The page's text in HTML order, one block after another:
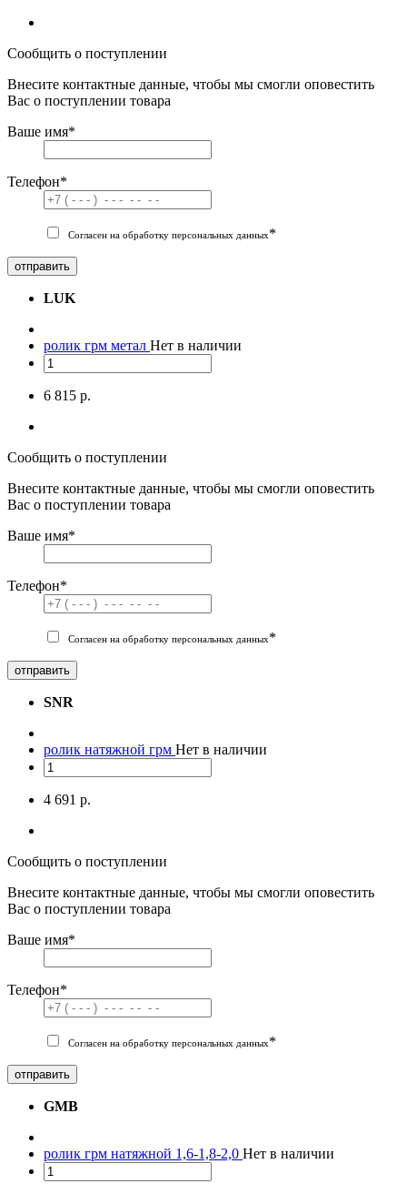
Сообщить о поступлении
Внесите контактные данные, чтобы мы смогли оповестить
Вас о поступлении товара
Ваше имя*
Телефон*
Согласен на обработку персональных данных*
отправить
LUK
ролик грм метал Нет в наличии
6 815 р.
Сообщить о поступлении
Внесите контактные данные, чтобы мы смогли оповестить
Вас о поступлении товара
Ваше имя*
Телефон*
Согласен на обработку персональных данных*
отправить
SNR
ролик натяжной грм Нет в наличии
4 691 р.
Сообщить о поступлении
Внесите контактные данные, чтобы мы смогли оповестить
Вас о поступлении товара
Ваше имя*
Телефон*
Согласен на обработку персональных данных*
отправить
GMB
ролик грм натяжной 1,6-1,8-2,0 Нет в наличии